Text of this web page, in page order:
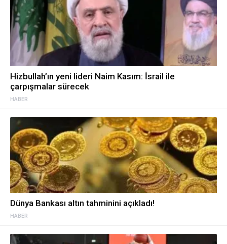
HABER
Hizbullah’ın yeni lideri Naim Kasım: İsrail ile
çarpışmalar sürecek
HABER
Dünya Bankası altın tahminini açıkladı!